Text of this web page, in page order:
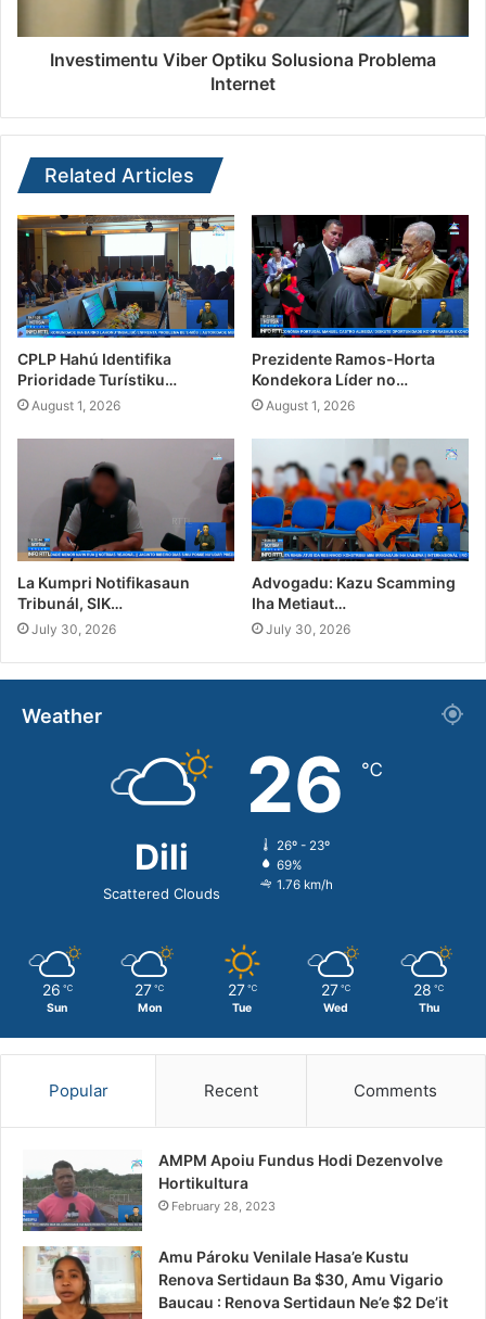
Investimentu Viber Optiku Solusiona Problema
Internet
Related Articles
CPLP Hahú Identifika
Prioridade Turístiku…
August 1, 2026
Prezidente Ramos-Horta
Kondekora Líder no…
August 1, 2026
La Kumpri Notifikasaun
Tribunál, SIK…
July 30, 2026
Advogadu: Kazu Scamming
Iha Metiaut…
July 30, 2026
Weather
Dili
Scattered Clouds
26 ℃
26º - 23º
69%
1.76 km/h
26 ℃
Sun
27 ℃
Mon
27 ℃
Tue
27 ℃
Wed
28 ℃
Thu
Popular Recent Comments
AMPM Apoiu Fundus Hodi Dezenvolve
Hortikultura
February 28, 2023
Amu Pároku Venilale Hasa’e Kustu
Renova Sertidaun Ba $30, Amu Vigario
Baucau : Renova Sertidaun Ne’e $2 De’it